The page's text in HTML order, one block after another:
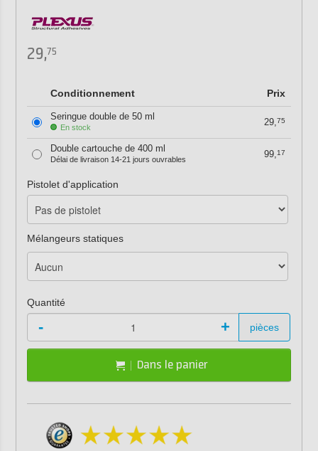
29,75
Conditionnement Prix
Seringue double de 50 ml
En stock 29,75
Double cartouche de 400 ml
Délai de livraison 14-21 jours ouvrables 99,17
Pistolet d'application
Mélangeurs statiques
Quantité
- + pièces
Dans le panier